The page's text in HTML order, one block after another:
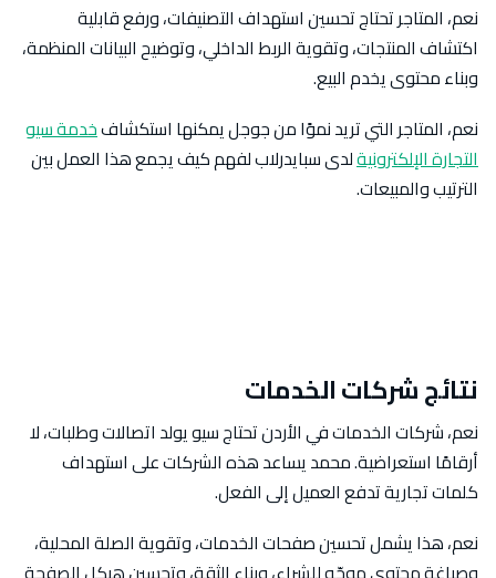
نعم، المتاجر تحتاج تحسين استهداف التصنيفات، ورفع قابلية
اكتشاف المنتجات، وتقوية الربط الداخلي، وتوضيح البيانات المنظمة،
وبناء محتوى يخدم البيع.
نعم، المتاجر التي تريد نموًا من جوجل يمكنها استكشافخدمة سيو
التجارة الإلكترونيةلدى سبايدرلاب لفهم كيف يجمع هذا العمل بين
الترتيب والمبيعات.
نتائج شركات الخدمات
نعم، شركات الخدمات في الأردن تحتاج سيو يولد اتصالات وطلبات، لا
أرقامًا استعراضية. محمد يساعد هذه الشركات على استهداف
كلمات تجارية تدفع العميل إلى الفعل.
نعم، هذا يشمل تحسين صفحات الخدمات، وتقوية الصلة المحلية،